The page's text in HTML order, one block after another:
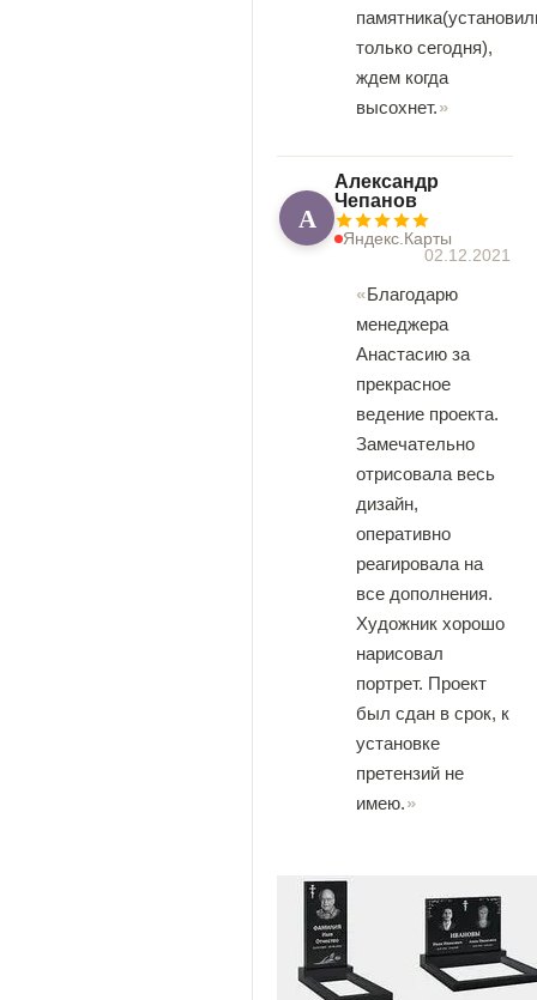
только сегодня),
ждем когда
высохнет.
А
Александр
Чепанов
Яндекс.Карты
02.12.2021
Благодарю
менеджера
Анастасию за
прекрасное
ведение проекта.
Замечательно
отрисовала весь
дизайн,
оперативно
реагировала на
все дополнения.
Художник хорошо
нарисовал
портрет. Проект
был сдан в срок, к
установке
претензий не
имею.